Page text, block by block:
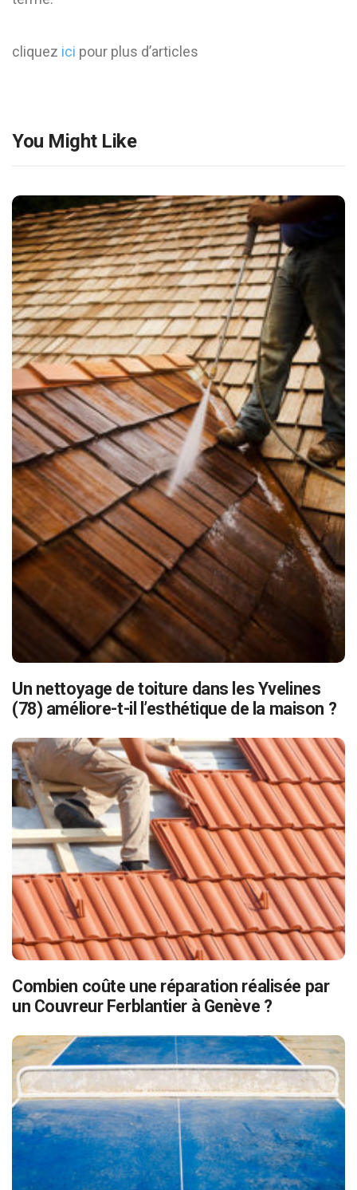
cliquez ici pour plus d’articles
You Might Like
Un nettoyage de toiture dans les Yvelines
(78) améliore-t-il l’esthétique de la maison ?
Combien coûte une réparation réalisée par
un Couvreur Ferblantier à Genève ?